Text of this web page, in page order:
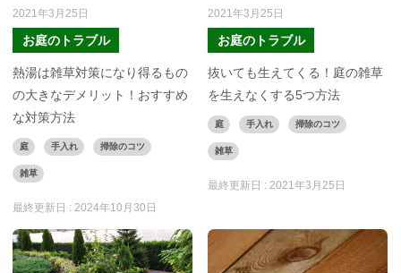
2021年3月25日
お庭のトラブル
熱湯は雑草対策になり得るもの
の大きなデメリット！おすすめ
な対策方法
庭 手入れ 掃除のコツ
雑草
最終更新日 : 2024年10月30日
2021年3月25日
お庭のトラブル
抜いても生えてくる！庭の雑草
を生えなくする5つ方法
庭 手入れ 掃除のコツ
雑草
最終更新日 :2021年3月25日